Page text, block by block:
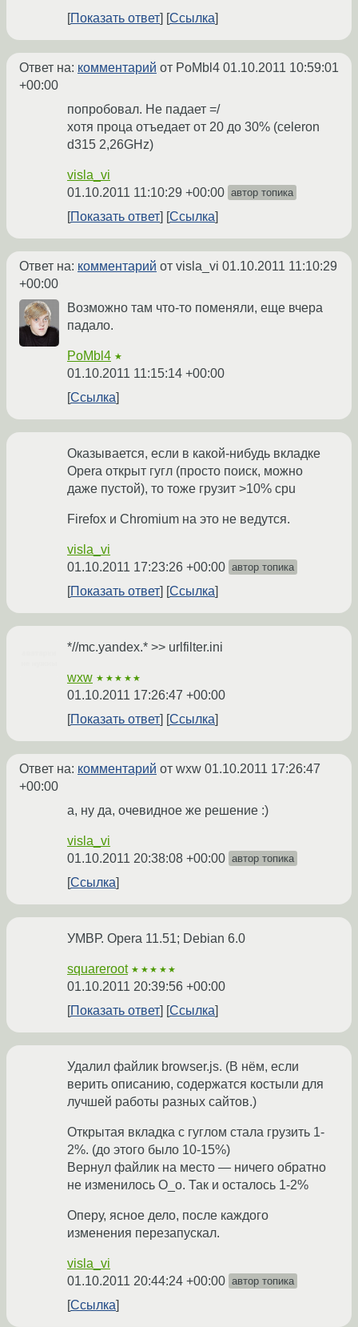
Показать ответ
Ссылка
Ответ на: комментарий от PoMbl4 01.10.2011 10:59:01
+00:00
попробовал. Не падает =/
хотя проца отъедает от 20 до 30% (celeron
d315 2,26GHz)
visla_vi
01.10.2011 11:10:29 +00:00 автор топика
Показать ответ Ссылка
Ответ на: комментарий от visla_vi 01.10.2011 11:10:29
+00:00
Возможно там что-то поменяли, еще вчера
падало.
PoMbl4 ★
01.10.2011 11:15:14 +00:00
Ссылка
Оказывается, если в какой-нибудь вкладке
Opera открыт гугл (просто поиск, можно
даже пустой), то тоже грузит >10% cpu
Firefox и Chromium на это не ведутся.
visla_vi
01.10.2011 17:23:26 +00:00 автор топика
Показать ответ Ссылка
*//mc.yandex.* >> urlfilter.ini
wxw ★★★★★
01.10.2011 17:26:47 +00:00
Показать ответ
Ссылка
Ответ на: комментарий от wxw 01.10.2011 17:26:47
+00:00
а, ну да, очевидное же решение :)
visla_vi
01.10.2011 20:38:08 +00:00 автор топика
Ссылка
УМВР. Opera 11.51; Debian 6.0
squareroot ★★★★★
01.10.2011 20:39:56 +00:00
Показать ответ
Ссылка
Удалил файлик browser.js. (В нём, если
верить описанию, содержатся костыли для
лучшей работы разных сайтов.)
Открытая вкладка с гуглом стала грузить 1-
2%. (до этого было 10-15%)
Вернул файлик на место — ничего обратно
не изменилось О_о. Так и осталось 1-2%
Оперу, ясное дело, после каждого
изменения перезапускал.
visla_vi
01.10.2011 20:44:24 +00:00 автор топика
Ссылка